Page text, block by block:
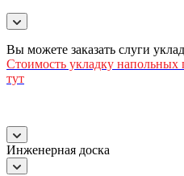
Вы можете заказать слуги
Стоимость укладку
тут
Инженерная доска